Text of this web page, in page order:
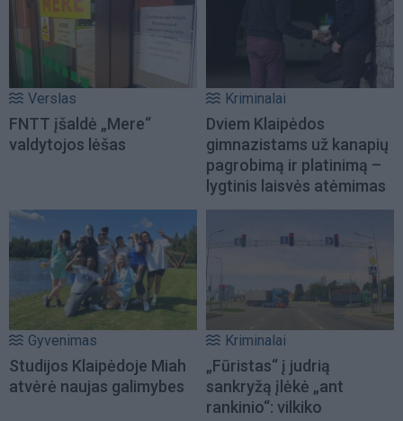
Verslas
FNTT įšaldė „Mere“
valdytojos lėšas
Kriminalai
Dviem Klaipėdos
gimnazistams už kanapių
pagrobimą ir platinimą –
lygtinis laisvės atėmimas
Gyvenimas
Studijos Klaipėdoje Miah
atvėrė naujas galimybes
Kriminalai
„Fūristas“ į judrią
sankryžą įlėkė „ant
rankinio“: vilkiko